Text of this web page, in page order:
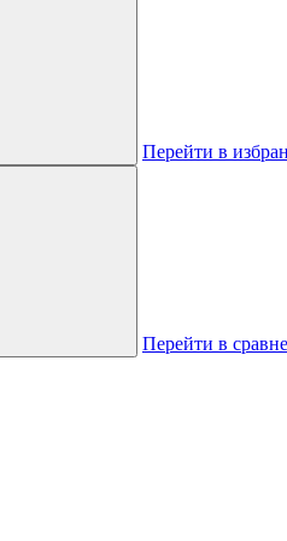
Перейти в
Перейти в